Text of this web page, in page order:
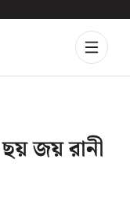
ছয় জয় রানী